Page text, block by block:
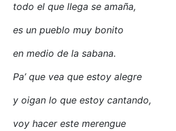
todo el que llega se amaña,
es un pueblo muy bonito
en medio de la sabana.
Pa’ que vea que estoy alegre
y oigan lo que estoy cantando,
voy hacer este merengue